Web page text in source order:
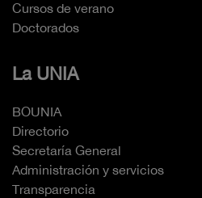
Cursos de verano
Doctorados
La UNIA
BOUNIA
Directorio
Secretaría General
Administración y servicios
Transparencia